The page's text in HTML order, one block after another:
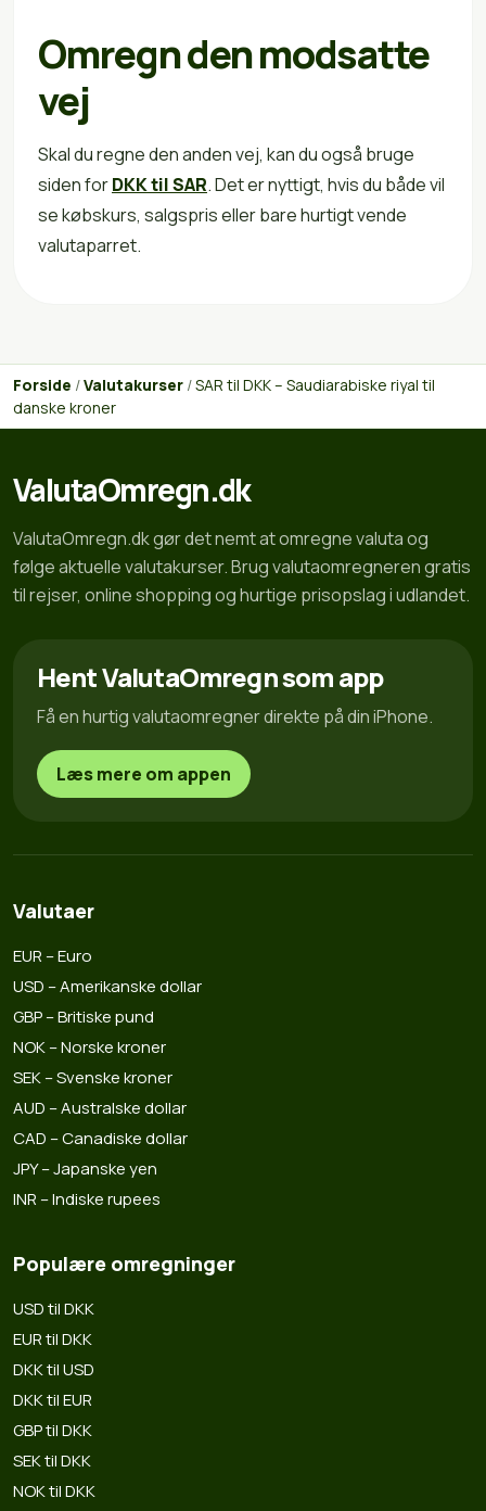
Omregn den modsatte
vej
Skal du regne den anden vej, kan du også bruge
siden forDKK til SAR. Det er nyttigt, hvis du både vil
se købskurs, salgspris eller bare hurtigt vende
valutaparret.
Forside /Valutakurser /SAR til DKK – Saudiarabiske riyal til
danske kroner
ValutaOmregn.dk
ValutaOmregn.dk gør det nemt at omregne valuta og
følge aktuelle valutakurser. Brug valutaomregneren gratis
til rejser, online shopping og hurtige prisopslag i udlandet.
Hent ValutaOmregn som app
Få en hurtig valutaomregner direkte på din iPhone.
Læs mere om appen
Valutaer
EUR – Euro
USD – Amerikanske dollar
GBP – Britiske pund
NOK – Norske kroner
SEK – Svenske kroner
AUD – Australske dollar
CAD – Canadiske dollar
JPY – Japanske yen
INR – Indiske rupees
Populære omregninger
USD til DKK
EUR til DKK
DKK til USD
DKK til EUR
GBP til DKK
SEK til DKK
NOK til DKK